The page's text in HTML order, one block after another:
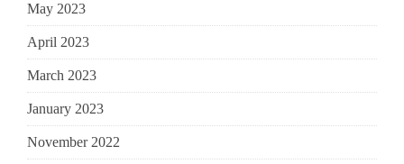
May 2023
April 2023
March 2023
January 2023
November 2022